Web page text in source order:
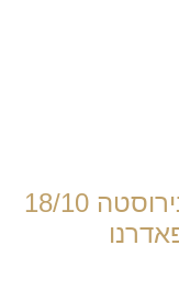
כף הגשה לירקות CREAM נירוסטה 18/10